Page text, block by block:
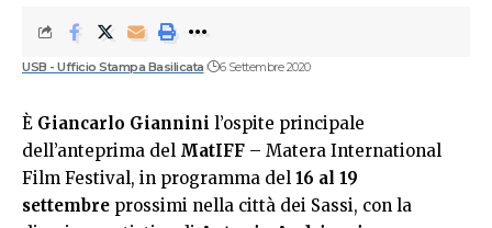
USB - Ufficio Stampa Basilicata 6 Settembre 2020
È Giancarlo Giannini l’ospite principale
dell’anteprima del MatIFF – Matera International
Film Festival, in programma del 16 al 19
settembre prossimi nella città dei Sassi, con la